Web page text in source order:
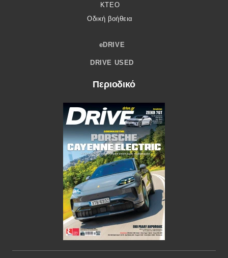
ΚΤΕΟ
Οδική βοήθεια
eDRIVE
DRIVE USED
Περιοδικό